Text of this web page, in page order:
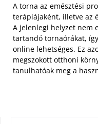
A torna az emésztési
terápiájaként, illetve az
A jelenlegi helyzet nem
tartandó tornaórákat,
online lehetséges. Ez
megszokott otthoni
tanulhatóak meg a